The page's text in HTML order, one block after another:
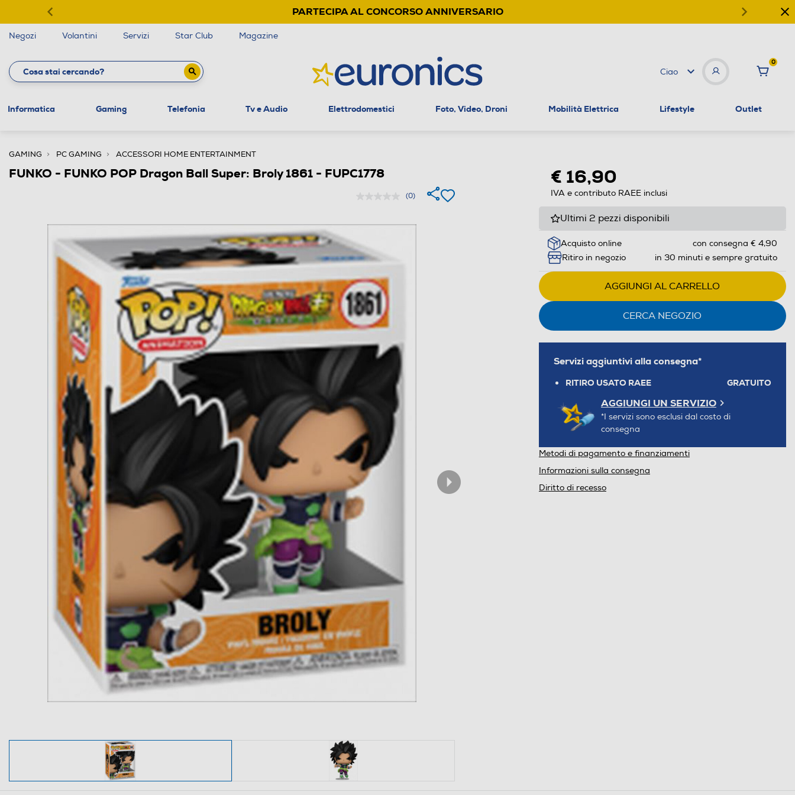
PARTECIPA AL CONCORSO ANNIVERSARIO
Negozi Volantini Servizi Star Club Magazine
Ciao
0
Informatica Gaming Telefonia Tv e Audio Elettrodomestici Foto, Video, Droni Mobilità Elettrica Lifestyle Outlet
GAMING PC GAMING ACCESSORI HOME ENTERTAINMENT
FUNKO - FUNKO POP Dragon Ball Super: Broly 1861 - FUPC1778
(0)
€ 16,90
IVA e contributo RAEE inclusi
Ultimi 2 pezzi disponibili
Acquisto online
con consegna € 4,90
Ritiro in negozio
in 30 minuti e sempre gratuito
AGGIUNGI AL CARRELLO
CERCA NEGOZIO
Servizi aggiuntivi alla consegna*
RITIRO USATO RAEE GRATUITO
AGGIUNGI UN SERVIZIO
*I servizi sono esclusi dal costo di
consegna
Metodi di pagamento e finanziamenti
Informazioni sulla consegna
Diritto di recesso